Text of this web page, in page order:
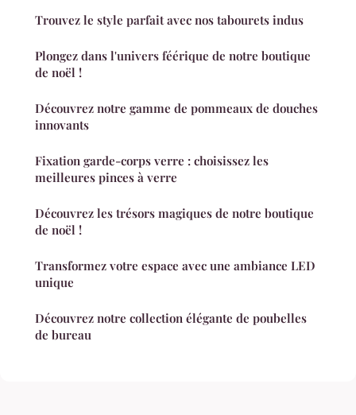
Trouvez le style parfait avec nos tabourets indus
Plongez dans l'univers féérique de notre boutique
de noël !
Découvrez notre gamme de pommeaux de douches
innovants
Fixation garde-corps verre : choisissez les
meilleures pinces à verre
Découvrez les trésors magiques de notre boutique
de noël !
Transformez votre espace avec une ambiance LED
unique
Découvrez notre collection élégante de poubelles
de bureau